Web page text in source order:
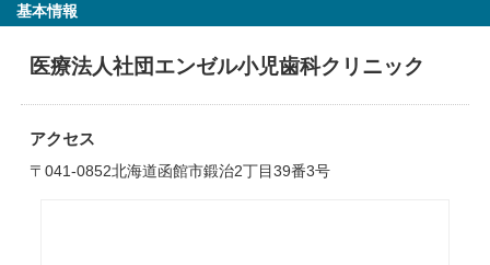
基本情報
医療法人社団エンゼル小児歯科クリニック
アクセス
〒041-0852北海道函館市鍛治2丁目39番3号